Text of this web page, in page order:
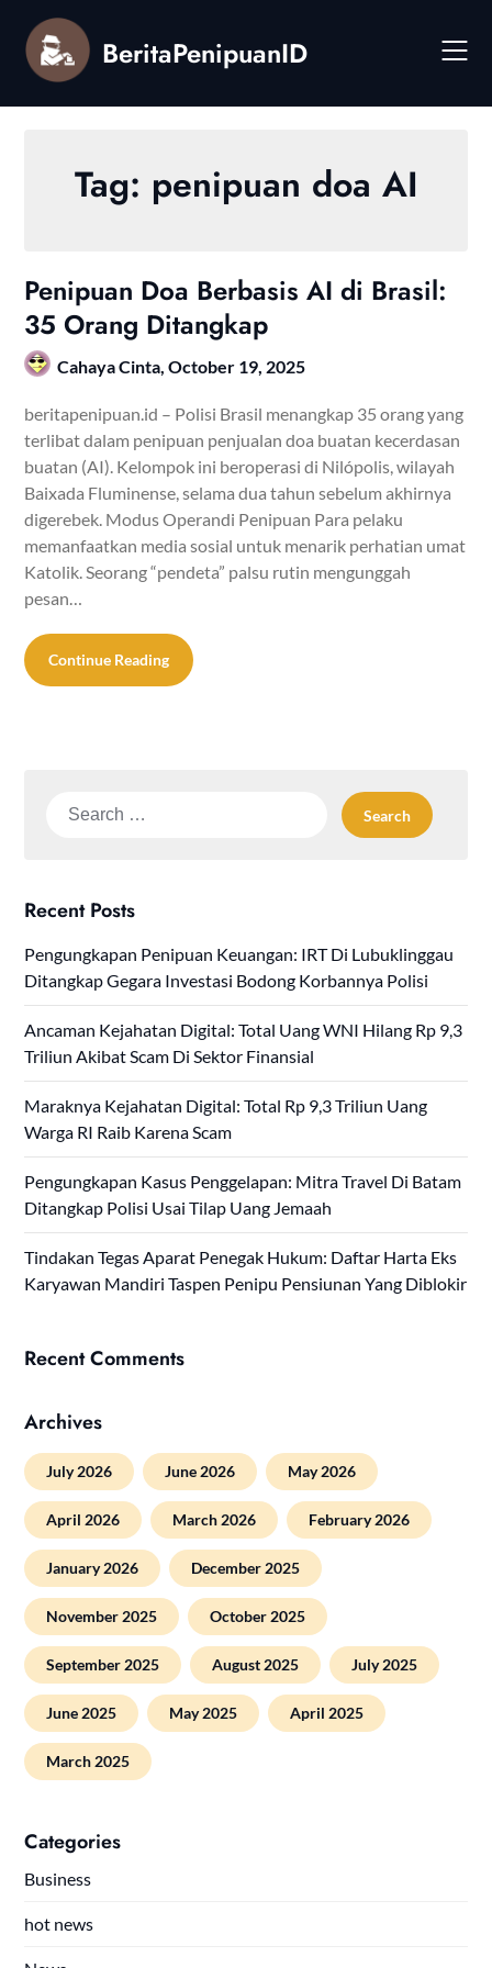
content
BeritaPenipuanID
Tag: penipuan doa AI
Penipuan Doa Berbasis AI di Brasil:
35 Orang Ditangkap
Cahaya Cinta,October 19, 2025
beritapenipuan.id – Polisi Brasil menangkap 35 orang yang
terlibat dalam penipuan penjualan doa buatan kecerdasan
buatan (AI). Kelompok ini beroperasi di Nilópolis, wilayah
Baixada Fluminense, selama dua tahun sebelum akhirnya
digerebek. Modus Operandi Penipuan Para pelaku
memanfaatkan media sosial untuk menarik perhatian umat
Katolik. Seorang “pendeta” palsu rutin mengunggah
pesan…
Continue Reading
Search
Recent Posts
Pengungkapan Penipuan Keuangan: IRT Di Lubuklinggau
Ditangkap Gegara Investasi Bodong Korbannya Polisi
Ancaman Kejahatan Digital: Total Uang WNI Hilang Rp 9,3
Triliun Akibat Scam Di Sektor Finansial
Maraknya Kejahatan Digital: Total Rp 9,3 Triliun Uang
Warga RI Raib Karena Scam
Pengungkapan Kasus Penggelapan: Mitra Travel Di Batam
Ditangkap Polisi Usai Tilap Uang Jemaah
Tindakan Tegas Aparat Penegak Hukum: Daftar Harta Eks
Karyawan Mandiri Taspen Penipu Pensiunan Yang Diblokir
Recent Comments
Archives
July 2026 June 2026 May 2026
April 2026 March 2026 February 2026
January 2026 December 2025
November 2025 October 2025
September 2025 August 2025 July 2025
June 2025 May 2025 April 2025
March 2025
Categories
Business
hot news